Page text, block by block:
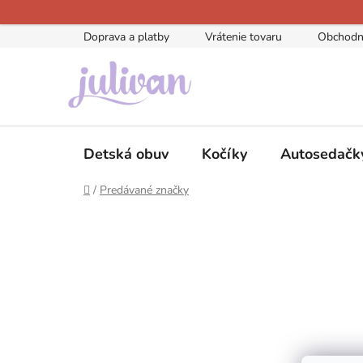
na
Doprava a platby Vrátenie tovaru
Detská obuv Kočíky
Domov
/ Predávané značky